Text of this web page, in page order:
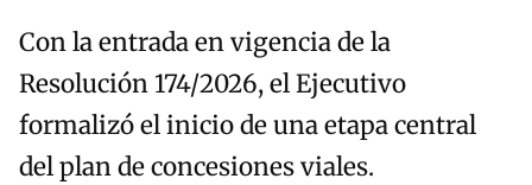
Con la entrada en vigencia de la
Resolución 174/2026, el Ejecutivo
formalizó el inicio de una etapa central
del plan de concesiones viales.